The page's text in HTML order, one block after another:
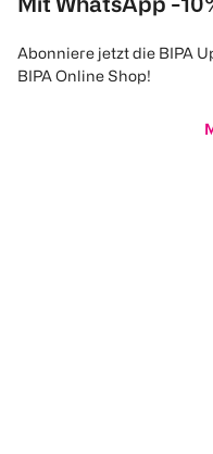
Abonniere jetzt die BIPA
BIPA Online Shop!